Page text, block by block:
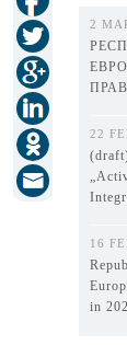
2
22
16
in